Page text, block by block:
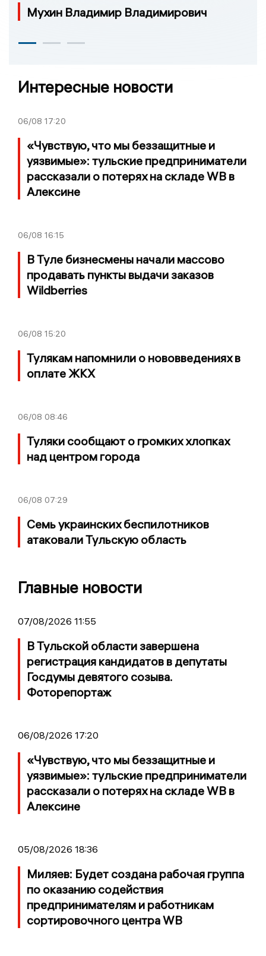
Мухин Владимир Владимирович
Интересные новости
06/08 17:20
«Чувствую, что мы беззащитные и
уязвимые»: тульские предприниматели
рассказали о потерях на складе WB в
Алексине
06/08 16:15
В Туле бизнесмены начали массово
продавать пункты выдачи заказов
Wildberries
06/08 15:20
Тулякам напомнили о нововведениях в
оплате ЖКХ
06/08 08:46
Туляки сообщают о громких хлопках
над центром города
06/08 07:29
Семь украинских беспилотников
атаковали Тульскую область
Главные новости
07/08/2026 11:55
В Тульской области завершена
регистрация кандидатов в депутаты
Госдумы девятого созыва.
Фоторепортаж
06/08/2026 17:20
«Чувствую, что мы беззащитные и
уязвимые»: тульские предприниматели
рассказали о потерях на складе WB в
Алексине
05/08/2026 18:36
Миляев: Будет создана рабочая группа
по оказанию содействия
предпринимателям и работникам
сортировочного центра WB